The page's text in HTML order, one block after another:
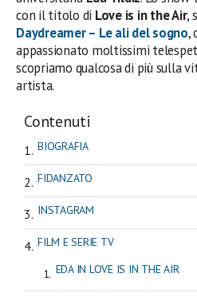
con il titolo di Love is in the Air,
Daydreamer – Le ali del sogno,
appassionato moltissimi
scopriamo qualcosa di più sulla
artista.
Contenuti
BIOGRAFIA
FIDANZATO
INSTAGRAM
FILM E SERIE TV
EDA IN LOVE IS IN THE AIR